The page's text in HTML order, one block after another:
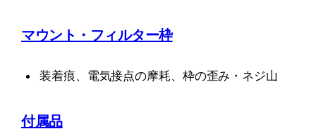
マウント・フィルター枠
装着痕、電気接点の摩耗、枠の歪み・ネジ山
付属品